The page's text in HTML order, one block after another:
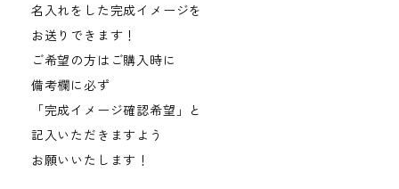
名入れをした完成イメージを
お送りできます！
ご希望の方はご購入時に
備考欄に必ず
「完成イメージ確認希望」と
記入いただきますよう
お願いいたします！